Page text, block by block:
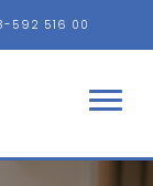
592 516 00